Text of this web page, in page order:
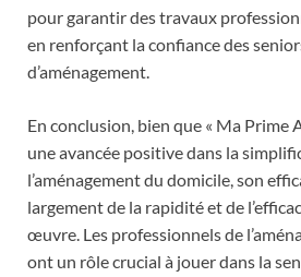
pour garantir des travaux
en renforçant la confiance des
d’aménagement.
En conclusion, bien que « Ma Prime
une avancée positive dans la
l’aménagement du domicile, son
largement de la rapidité et de
œuvre. Les professionnels de
ont un rôle crucial à jouer dans la